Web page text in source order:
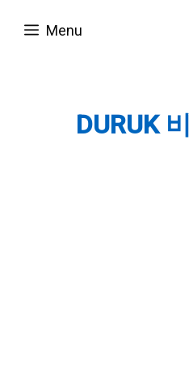
Menu
DURUK